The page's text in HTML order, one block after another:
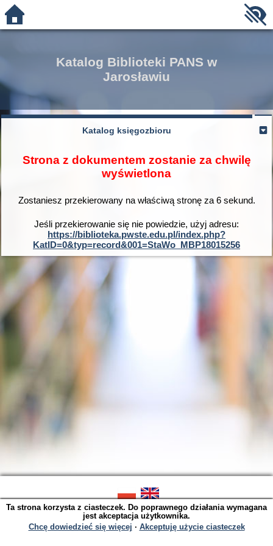
Katalog Biblioteki PANS w
Jarosławiu
Katalog księgozbioru
Strona z dokumentem zostanie za chwilę
wyświetlona
Zostaniesz przekierowany na właściwą stronę za 6sekund.
Jeśli przekierowanie się nie powiedzie, użyj adresu:
https://biblioteka.pwste.edu.pl/index.php?
KatID=0&typ=record&001=StaWo_MBP18015256
SOWA OPAC v. 6.11.9 (2026-07-21)
Wygenerowano w 0,0034 s.
Ta strona korzysta z ciasteczek. Do poprawnego działania wymagana
jest akceptacja użytkownika.
Chcę dowiedzieć się więcej ∙ Akceptuję użycie ciasteczek